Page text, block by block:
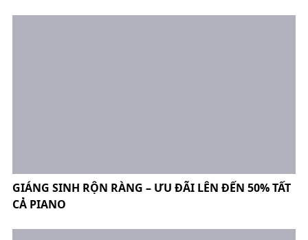
GIÁNG SINH RỘN RÀNG – ƯU ĐÃI LÊN ĐẾN 50% TẤT
CẢ PIANO